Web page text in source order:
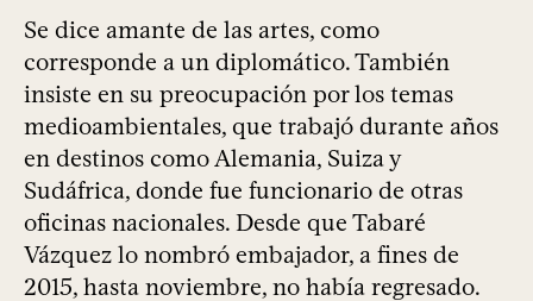
Se dice amante de las artes, como
corresponde a un diplomático. También
insiste en su preocupación por los temas
medioambientales, que trabajó durante años
en destinos como Alemania, Suiza y
Sudáfrica, donde fue funcionario de otras
oficinas nacionales. Desde que Tabaré
Vázquez lo nombró embajador, a fines de
2015, hasta noviembre, no había regresado.